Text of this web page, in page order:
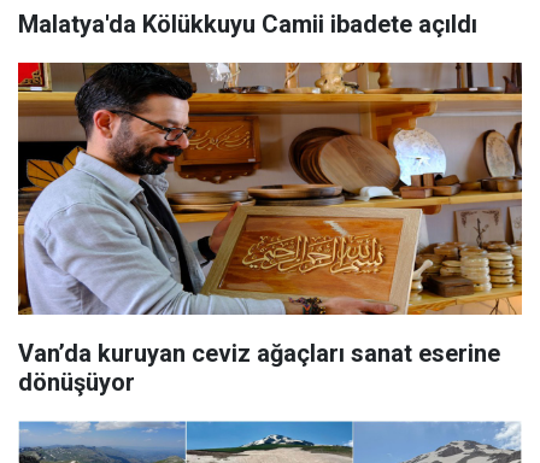
Malatya'da Kölükkuyu Camii ibadete açıldı
Van’da kuruyan ceviz ağaçları sanat eserine
dönüşüyor